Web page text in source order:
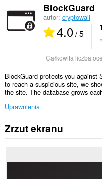
BlockGuard
autor: cryptowall
4.0/ 5
Całkowita liczba
BlockGuard protects you
to reach a suspicious site, we
the site. The database grows
Uprawnienia
To
rozszerzenie
dostęp
Zrzut ekranu